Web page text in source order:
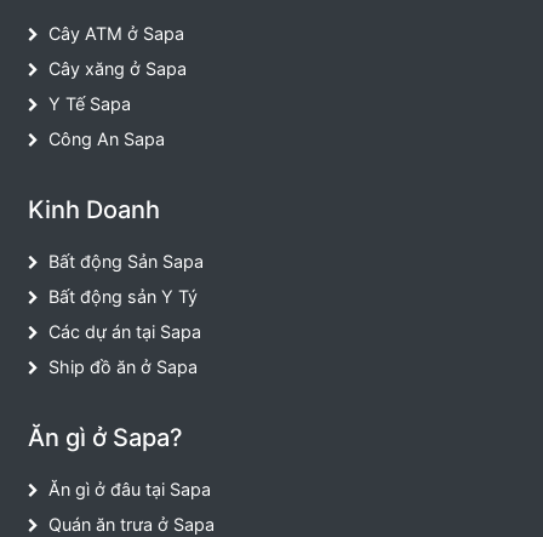
Cây ATM ở Sapa
Cây xăng ở Sapa
Y Tế Sapa
Công An Sapa
Kinh Doanh
Bất động Sản Sapa
Bất động sản Y Tý
Các dự án tại Sapa
Ship đồ ăn ở Sapa
Ăn gì ở Sapa?
Ăn gì ở đâu tại Sapa
Quán ăn trưa ở Sapa